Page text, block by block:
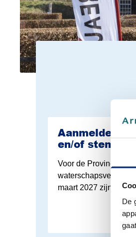
De
Aanmelden
en/of
Voor de Provinciale
maart 2027 zijn we
Lees meer over